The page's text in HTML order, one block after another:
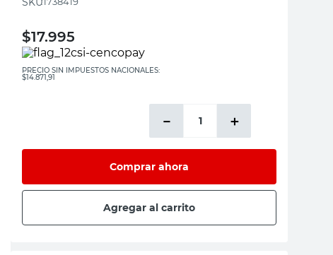
$17.995
PRECIO SIN IMPUESTOS NACIONALES:
$14.871,91
＋
－
Comprar ahora
Agregar al carrito